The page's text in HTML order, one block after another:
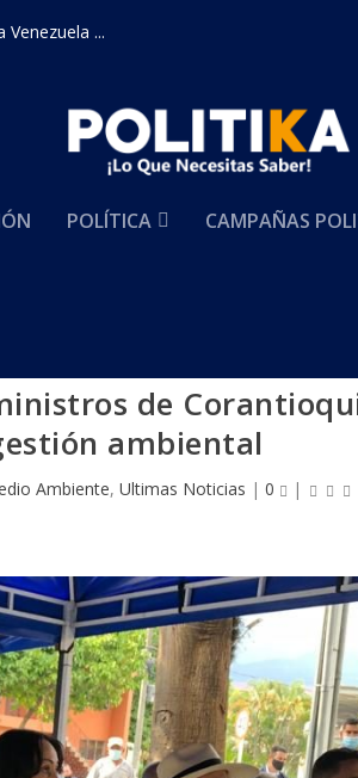
...
POLÍTICA CAMPAÑAS
de
ambiental
Ambiente,Ultimas Noticias |0 |